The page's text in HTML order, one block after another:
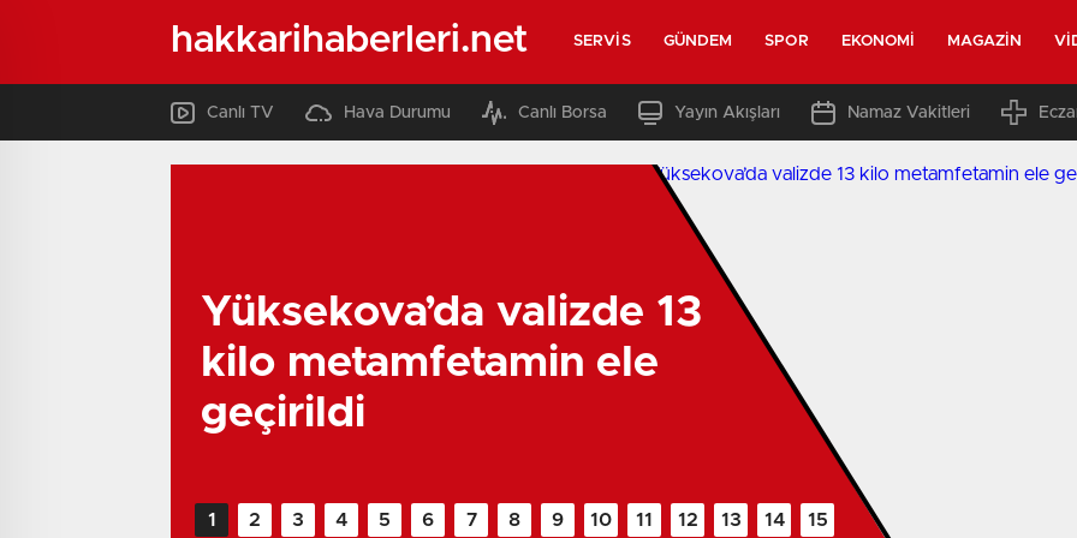
hakkarihaberleri.net SERVIS GÜNDEM SPOR EKONOMI MAGAZIN
Canlı TV Hava Durumu Canlı Borsa Yayın Akışları Namaz Vakitleri
Yüksekova’da valizde 13
kilo metamfetamin ele
geçirildi